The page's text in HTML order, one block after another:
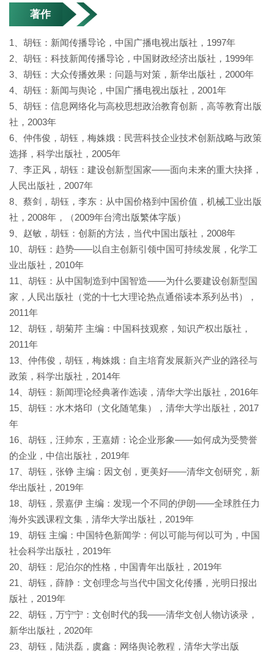
著作
1、胡钰：新闻传播导论，中国广播电视出版社，1997年
2、胡钰：科技新闻传播导论，中国财政经济出版社，1999年
3、胡钰：大众传播效果：问题与对策，新华出版社，2000年
4、胡钰：新闻与舆论，中国广播电视出版社，2001年
5、胡钰：信息网络化与高校思想政治教育创新，高等教育出版
社，2003年
6、仲伟俊，胡钰，梅姝娥：民营科技企业技术创新战略与政策
选择，科学出版社，2005年
7、李正风，胡钰：建设创新型国家——面向未来的重大抉择，
人民出版社，2007年
8、蔡剑，胡钰，李东：从中国价格到中国价值，机械工业出版
社，2008年，（2009年台湾出版繁体字版）
9、赵敏，胡钰：创新的方法，当代中国出版社，2008年
10、胡钰：趋势——以自主创新引领中国可持续发展，化学工
业出版社，2010年
11、胡钰：从中国制造到中国智造——为什么要建设创新型国
家，人民出版社（党的十七大理论热点通俗读本系列丛书），
2011年
12、胡钰，胡菊芹 主编：中国科技观察，知识产权出版社，
2011年
13、仲伟俊，胡钰，梅姝娥：自主培育发展新兴产业的路径与
政策，科学出版社，2014年
14、胡钰：新闻理论经典著作选读，清华大学出版社，2016年
15、胡钰：水木烙印（文化随笔集），清华大学出版社，2017
年
16、胡钰，汪帅东，王嘉婧：论企业形象——如何成为受赞誉
的企业，中信出版社，2019年
17、胡钰，张铮 主编：因文创，更美好——清华文创研究，新
华出版社，2019年
18、胡钰，景嘉伊 主编：发现一个不同的伊朗——全球胜任力
海外实践课程文集，清华大学出版社，2019年
19、胡钰 主编：中国特色新闻学：何以可能与何以可为，中国
社会科学出版社，2019年
20、胡钰：尼泊尔的性格，中国青年出版社，2019年
21、胡钰，薛静：文创理念与当代中国文化传播，光明日报出
版社，2019年
22、胡钰，万宁宁：文创时代的我——清华文创人物访谈录，
新华出版社，2020年
23、胡钰，陆洪磊，虞鑫：网络舆论教程，清华大学出版